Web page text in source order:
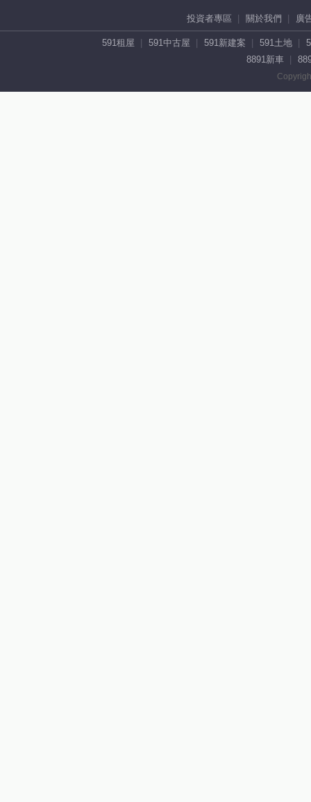
投資者專區 關於我們 廣
591租屋 591中古屋 591新建案 591土地
8891新車